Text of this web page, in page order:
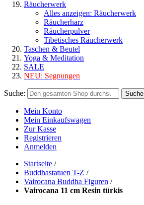
Räucherwerk
Alles anzeigen: Räucherwerk
Räucherharz
Räucherpulver
Tibetisches Räucherwerk
Taschen & Beutel
Yoga & Meditation
SALE
NEU: Segnungen
Suche: Suche
Mein Konto
Mein Einkaufswagen
Zur Kasse
Registrieren
Anmelden
Startseite /
Buddhastatuen T-Z /
Vairocana Buddha Figuren /
Vairocana 11 cm Resin türkis